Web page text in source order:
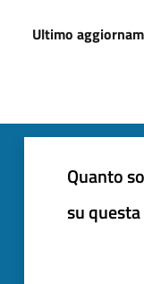
Ultimo
Quanto
su